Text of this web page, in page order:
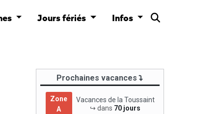
Jours fériés Infos
Prochaines vacances
Zone
A
Vacances de la Toussaint
↪ dans 70 jours